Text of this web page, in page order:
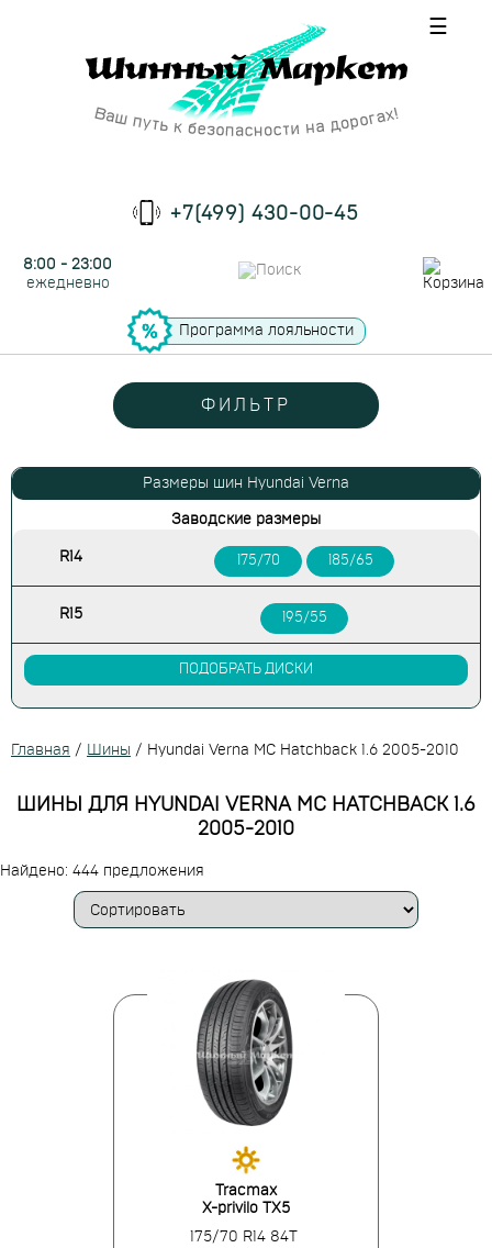
☰
+7(499) 430-00-45
8:00 - 23:00
ежедневно
Программа лояльности
ФИЛЬТР
Размеры шин Hyundai Verna
Заводские размеры
R14 175/70 185/65
R15 195/55
ПОДОБРАТЬ ДИСКИ
Главная / Шины / Hyundai Verna MC Hatchback 1.6 2005-2010
ШИНЫ ДЛЯ HYUNDAI VERNA MC HATCHBACK 1.6
2005-2010
Найдено: 444 предложения
Tracmax
X-privilo TX5
175/70 R14 84T